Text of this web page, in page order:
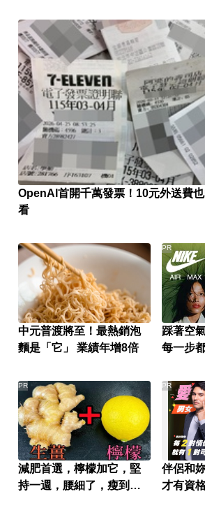
OpenAI首開千萬發票！10元外送費
看
中元普渡將至！最熱銷泡
麵是「它」 業績年增8倍
踩著空
每一步
PR
減肥首選，檸檬加它，堅
持一週，腰細了，瘦到你
PR
伴侶和
才有資
PR